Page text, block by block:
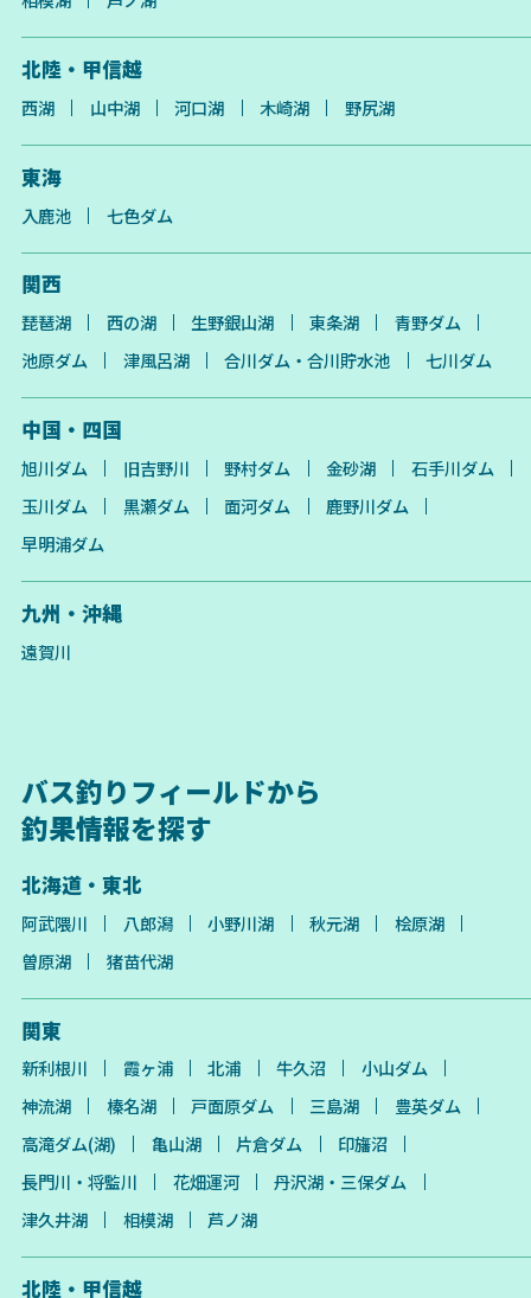
北陸・甲信越
西湖 山中湖 河口湖 木崎湖 野尻湖
東海
入鹿池 七色ダム
関西
琵琶湖 西の湖 生野銀山湖 東条湖
青野ダム
池原ダム
津風呂湖 合川ダム・合川貯水池 七川ダム
中国・四国
旭川ダム 旧吉野川 野村ダム 金砂湖
石手川ダム
玉川ダム
黒瀬ダム 面河ダム
鹿野川ダム
早明浦ダム
九州・沖縄
遠賀川
バス釣りフィールドから
釣果情報を探す
北海道・東北
阿武隈川 八郎潟 小野川湖 秋元湖
桧原湖
曽原湖
猪苗代湖
関東
新利根川 霞ヶ浦 北浦 牛久沼
小山ダム
神流湖
榛名湖 戸面原ダム 三島湖
豊英ダム
高滝ダム(湖)
亀山湖 片倉ダム
印旛沼
長門川・将監川
花畑運河
丹沢湖・三保ダム
津久井湖
相模湖 芦ノ湖
北陸・甲信越